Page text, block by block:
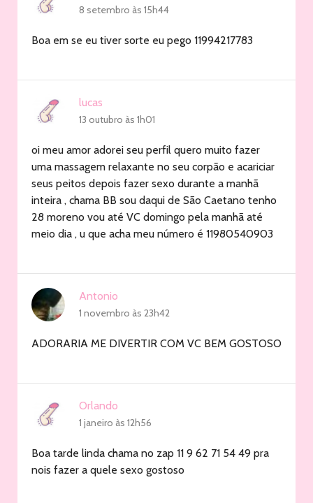
8 setembro às 15h44
Boa em se eu tiver sorte eu pego 11994217783
lucas
13 outubro às 1h01
oi meu amor adorei seu perfil quero muito fazer
uma massagem relaxante no seu corpão e acariciar
seus peitos depois fazer sexo durante a manhã
inteira , chama BB sou daqui de São Caetano tenho
28 moreno vou até VC domingo pela manhã até
meio dia , u que acha meu número é 11980540903
Antonio
1 novembro às 23h42
ADORARIA ME DIVERTIR COM VC BEM GOSTOSO
Orlando
1 janeiro às 12h56
Boa tarde linda chama no zap 11 9 62 71 54 49 pra
nois fazer a quele sexo gostoso